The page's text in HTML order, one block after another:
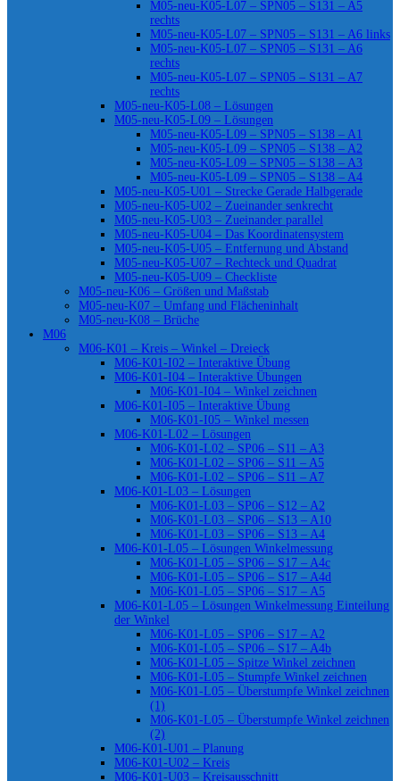
M05-neu-K05-L07 – SPN05 – S131 – A5
rechts
M05-neu-K05-L07 – SPN05 – S131 – A6 links
M05-neu-K05-L07 – SPN05 – S131 – A6
rechts
M05-neu-K05-L07 – SPN05 – S131 – A7
rechts
M05-neu-K05-L08 – Lösungen
M05-neu-K05-L09 – Lösungen
M05-neu-K05-L09 – SPN05 – S138 – A1
M05-neu-K05-L09 – SPN05 – S138 – A2
M05-neu-K05-L09 – SPN05 – S138 – A3
M05-neu-K05-L09 – SPN05 – S138 – A4
M05-neu-K05-U01 – Strecke Gerade Halbgerade
M05-neu-K05-U02 – Zueinander senkrecht
M05-neu-K05-U03 – Zueinander parallel
M05-neu-K05-U04 – Das Koordinatensystem
M05-neu-K05-U05 – Entfernung und Abstand
M05-neu-K05-U07 – Rechteck und Quadrat
M05-neu-K05-U09 – Checkliste
M05-neu-K06 – Größen und Maßstab
M05-neu-K07 – Umfang und Flächeninhalt
M05-neu-K08 – Brüche
M06
M06-K01 – Kreis – Winkel – Dreieck
M06-K01-I02 – Interaktive Übung
M06-K01-I04 – Interaktive Übungen
M06-K01-I04 – Winkel zeichnen
M06-K01-I05 – Interaktive Übung
M06-K01-I05 – Winkel messen
M06-K01-L02 – Lösungen
M06-K01-L02 – SP06 – S11 – A3
M06-K01-L02 – SP06 – S11 – A5
M06-K01-L02 – SP06 – S11 – A7
M06-K01-L03 – Lösungen
M06-K01-L03 – SP06 – S12 – A2
M06-K01-L03 – SP06 – S13 – A10
M06-K01-L03 – SP06 – S13 – A4
M06-K01-L05 – Lösungen Winkelmessung
M06-K01-L05 – SP06 – S17 – A4c
M06-K01-L05 – SP06 – S17 – A4d
M06-K01-L05 – SP06 – S17 – A5
M06-K01-L05 – Lösungen Winkelmessung Einteilung
der Winkel
M06-K01-L05 – SP06 – S17 – A2
M06-K01-L05 – SP06 – S17 – A4b
M06-K01-L05 – Spitze Winkel zeichnen
M06-K01-L05 – Stumpfe Winkel zeichnen
M06-K01-L05 – Überstumpfe Winkel zeichnen
(1)
M06-K01-L05 – Überstumpfe Winkel zeichnen
(2)
M06-K01-U01 – Planung
M06-K01-U02 – Kreis
M06-K01-U03 – Kreisausschnitt